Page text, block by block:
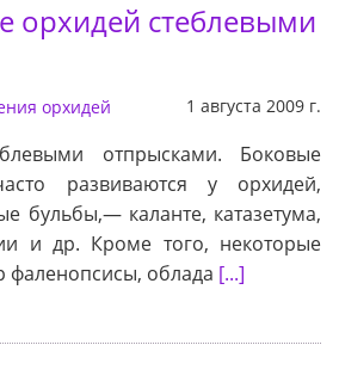
орхидей стеблевыми
орхидей 1 августа 2009 г.
отпрысками. Боковые
развиваются у орхидей,
бульбы,— каланте, катазетума,
и др. Кроме того, некоторые
фаленопсисы, облада [...]